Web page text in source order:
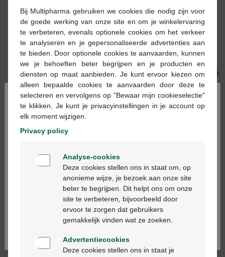
9,03 €
Pierre d alun pm 60g
(asie)
10,06 €
Appeg pierre alun 1er
choix
20,90 €
Avène Men Baume
Après-Rasage 50ml
Tondeuse poils du nez
a pile (chine)
×
Bienvenue
Ga verder in het nederlands
Continuez en français
Bij Multipharma gebruiken we cookies die nodig zijn voor
de goede werking van onze site en om je winkelervaring
te verbeteren, evenals optionele cookies om het verkeer
te analyseren en je gepersonaliseerde advertenties aan
te bieden. Door optionele cookies te aanvaarden, kunnen
we je behoeften beter begrijpen en je producten en
diensten op maat aanbieden. Je kunt ervoor kiezen om
alleen bepaalde cookies te aanvaarden door deze te
selecteren en vervolgens op "Bewaar mijn cookieselectie"
te klikken. Je kunt je privacyinstellingen in je account op
elk moment wijzigen.
Privacy policy
Analyse-cookies
Deze cookies stellen ons in staat om, op
anonieme wijze, je bezoek aan onze site
beter te begrijpen. Dit helpt ons om onze
site te verbeteren, bijvoorbeeld door
ervoor te zorgen dat gebruikers
gemakkelijk vinden wat ze zoeken.
Advertentiecookies
Deze cookies stellen ons in staat je